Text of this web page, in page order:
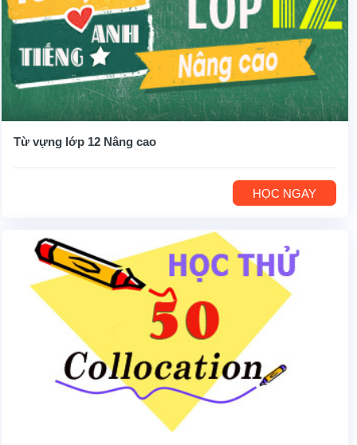
Từ vựng lớp 12 Nâng cao
HỌC NGAY